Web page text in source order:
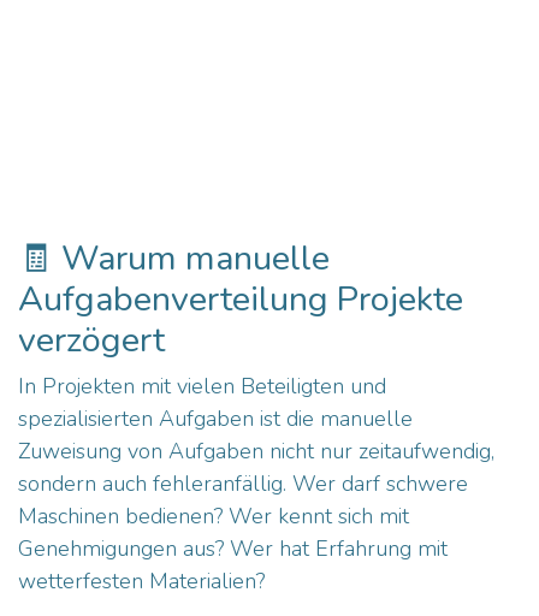
🧾 Warum manuelle
Aufgabenverteilung Projekte
verzögert
In Projekten mit vielen Beteiligten und
spezialisierten Aufgaben ist die manuelle
Zuweisung von Aufgaben nicht nur zeitaufwendig,
sondern auch fehleranfällig. Wer darf schwere
Maschinen bedienen? Wer kennt sich mit
Genehmigungen aus? Wer hat Erfahrung mit
wetterfesten Materialien?